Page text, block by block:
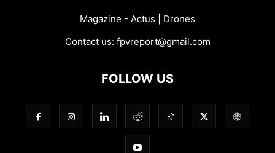
Magazine - Actus | Drones
Contact us: fpvreport@gmail.com
FOLLOW US